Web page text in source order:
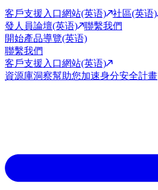
客戶支援入口網站(英语) 社區(英语)
發人員論壇(英语)
聯繫我們
開始產品導覽(英语)
聯繫我們
客戶支援入口網站(英语)
資源庫洞察幫助您加速身分安全計畫